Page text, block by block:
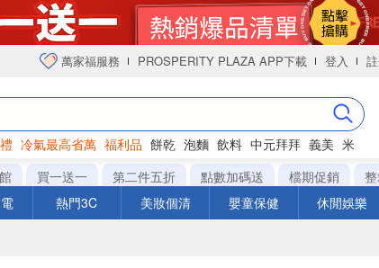
萬家福服務 PROSPERITY PLAZA APP下載 登入
冷氣最高省萬 福利品 餅乾 泡麵 飲料 中元拜拜 義美 米
買一送一 第二件五折 點數加碼送 檔期促銷
熱門3C 美妝個清 嬰童保健 休閒娛樂